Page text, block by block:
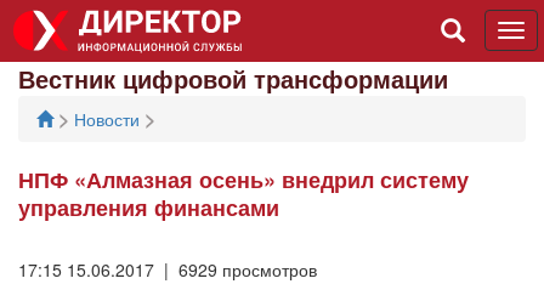
Вестник цифровой трансформации
> Новости >
НПФ «Алмазная осень» внедрил систему
управления финансами
17:15 15.06.2017 | 6929 просмотров